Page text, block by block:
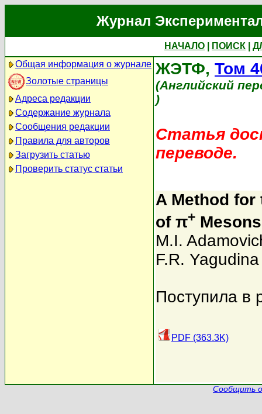
Журнал
НАЧАЛО ПОИСК
Общая информация о журнале
Золотые страницы
Адреса редакции
Содержание журнала
Сообщения редакции
Правила для авторов
Загрузить статью
Проверить статус статьи
ЖЭТФ, Том
(Английский
)
Статья
переводе.
A Method
of π+
M.I.
F.R. Yagudina
Поступила в
PDF (363.3K)
Сообщить о